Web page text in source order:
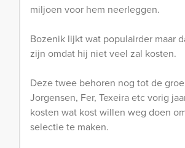
miljoen voor hem neerleggen.
Bozenik lijkt wat populairder maar
zijn omdat hij niet veel zal kosten.
Deze twee behoren nog tot de
Jorgensen, Fer, Texeira etc vorig
kosten wat kost willen weg doen
selectie te maken.